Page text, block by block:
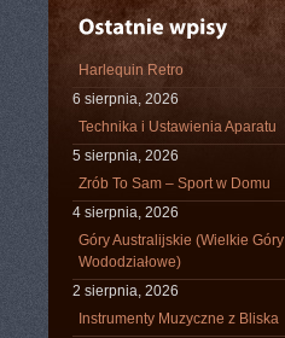
Harlequin Retro
6 sierpnia, 2026
Technika i Ustawienia Aparatu
5 sierpnia, 2026
Zrób To Sam – Sport w Domu
4 sierpnia, 2026
Góry Australijskie (Wielkie Góry
Wododziałowe)
2 sierpnia, 2026
Instrumenty Muzyczne z Bliska